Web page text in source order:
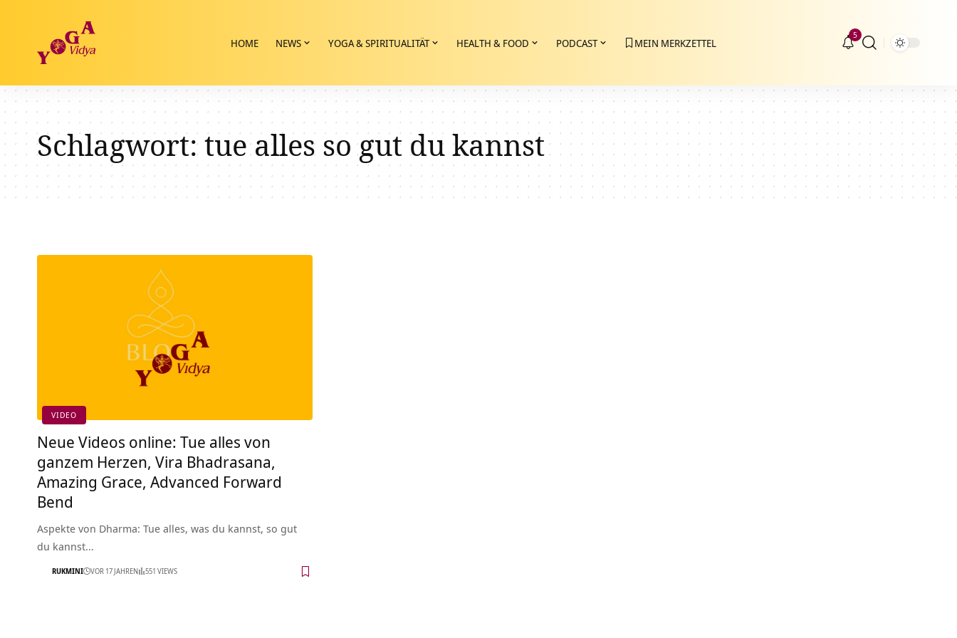
HOME NEWS YOGA & SPIRITUALITÄT HEALTH & FOOD PODCAST MEIN MERKZETTEL
5
Schlagwort:tue alles so gut du kannst
VIDEO
Neue Videos online: Tue alles von
ganzem Herzen, Vira Bhadrasana,
Amazing Grace, Advanced Forward
Bend
Aspekte von Dharma: Tue alles, was du kannst, so gut
du kannst…
RUKMINI VOR 17 JAHREN 551 VIEWS